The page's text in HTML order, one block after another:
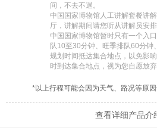
间，不去不退。
中国国家博物馆人工讲解套餐讲
厅，讲解期间请您听从讲解员安排
中国国家博物馆暂时只有一个入
队10至30分钟、旺季排队60分
规划时间抵达集合地点，以免影
时到达集合地点，视为您自愿放弃
*以上行程可能会因为天气、路况等原因
查看详细产品介